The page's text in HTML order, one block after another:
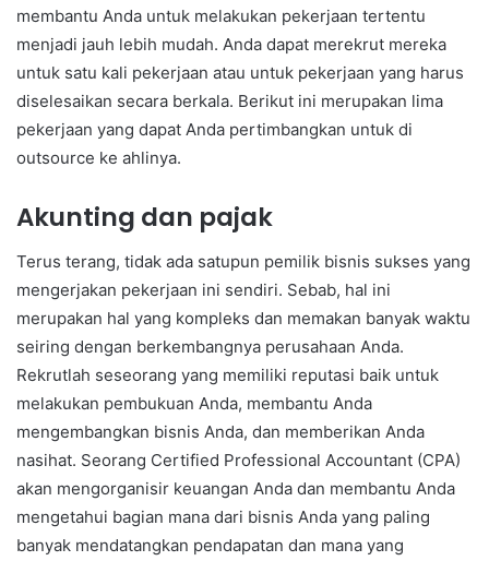
membantu Anda untuk melakukan pekerjaan tertentu
menjadi jauh lebih mudah. Anda dapat merekrut mereka
untuk satu kali pekerjaan atau untuk pekerjaan yang harus
diselesaikan secara berkala. Berikut ini merupakan lima
pekerjaan yang dapat Anda pertimbangkan untuk di
outsource ke ahlinya.
Akunting dan pajak
Terus terang, tidak ada satupun pemilik bisnis sukses yang
mengerjakan pekerjaan ini sendiri. Sebab, hal ini
merupakan hal yang kompleks dan memakan banyak waktu
seiring dengan berkembangnya perusahaan Anda.
Rekrutlah seseorang yang memiliki reputasi baik untuk
melakukan pembukuan Anda, membantu Anda
mengembangkan bisnis Anda, dan memberikan Anda
nasihat. Seorang Certified Professional Accountant (CPA)
akan mengorganisir keuangan Anda dan membantu Anda
mengetahui bagian mana dari bisnis Anda yang paling
banyak mendatangkan pendapatan dan mana yang